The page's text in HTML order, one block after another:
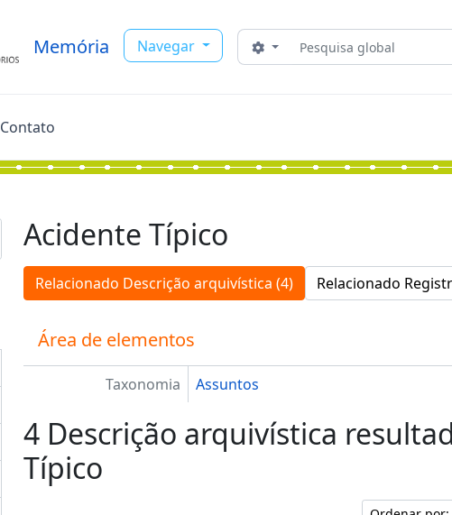
Memória Navegar Buscar
Opções de busca
Contato
Acidente Típico
Relacionado Descrição arquivística (4) Relacionado
Área de elementos
Taxonomia Assuntos
4 Descrição arquivística
Típico